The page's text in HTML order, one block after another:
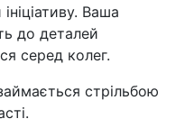
Ваша
до деталей
серед колег.
стрільбою